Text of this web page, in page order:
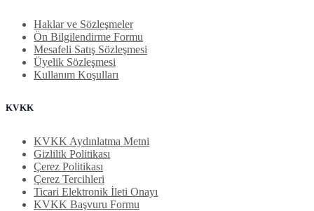
Haklar ve Sözleşmeler
Ön Bilgilendirme Formu
Mesafeli Satış Sözleşmesi
Üyelik Sözleşmesi
Kullanım Koşulları
KVKK
KVKK Aydınlatma Metni
Gizlilik Politikası
Çerez Politikası
Çerez Tercihleri
Ticari Elektronik İleti Onayı
KVKK Başvuru Formu